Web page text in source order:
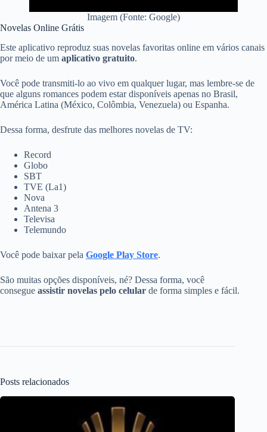
Imagem (Fonte: Google)
Novelas Online Grátis
Este aplicativo reproduz suas novelas favoritas online em vários canais
por meio de um aplicativo gratuito.
Você pode transmiti-lo ao vivo em qualquer lugar, mas lembre-se de
que alguns romances podem estar disponíveis apenas no Brasil,
América Latina (México, Colômbia, Venezuela) ou Espanha.
Dessa forma, desfrute das melhores novelas de TV:
Record
Globo
SBT
TVE (La1)
Nova
Antena 3
Televisa
Telemundo
Você pode baixar pela Google Play Store.
São muitas opções disponíveis, né? Dessa forma, você
consegue assistir novelas pelo celular de forma simples e fácil.
Posts relacionados